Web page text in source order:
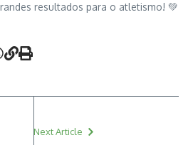
resultados para o atletismo! 💚
Next Article